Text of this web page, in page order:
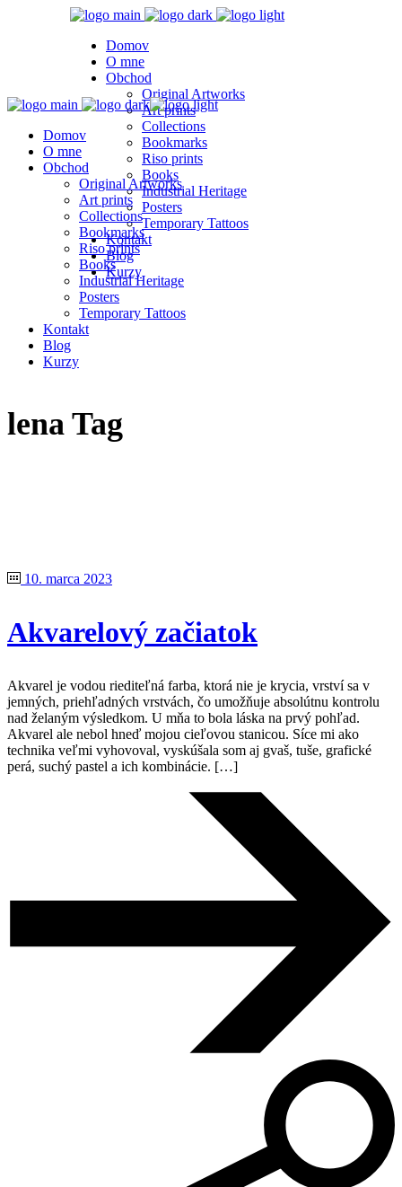
Domov
O mne
Obchod
Original Artworks
Art prints
Collections
Bookmarks
Riso prints
Books
Industrial Heritage
Posters
Temporary Tattoos
Kontakt
Blog
Kurzy
Domov
O mne
Obchod
Original Artworks
Art prints
Collections
Bookmarks
Riso prints
Books
Industrial Heritage
Posters
Temporary Tattoos
Kontakt
Blog
Kurzy
lena Tag
10. marca 2023
Akvarelový začiatok
Akvarel je vodou riediteľná farba, ktorá nie je krycia, vrství sa v
jemných, priehľadných vrstvách, čo umožňuje absolútnu kontrolu
nad želaným výsledkom. U mňa to bola láska na prvý pohľad.
Akvarel ale nebol hneď mojou cieľovou stanicou. Síce mi ako
technika veľmi vyhovoval, vyskúšala som aj gvaš, tuše, grafické
perá, suchý pastel a ich kombinácie. […]